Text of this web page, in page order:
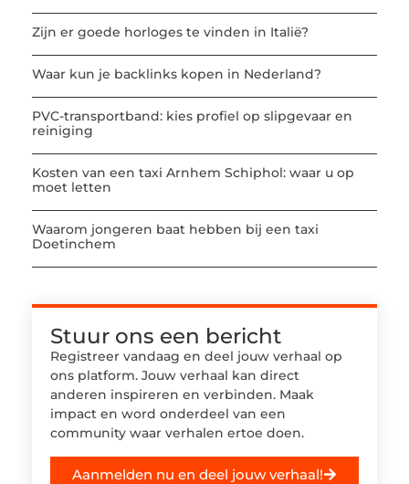
Zijn er goede horloges te vinden in Italië?
Waar kun je backlinks kopen in Nederland?
PVC-transportband: kies profiel op slipgevaar en
reiniging
Kosten van een taxi Arnhem Schiphol: waar u op
moet letten
Waarom jongeren baat hebben bij een taxi
Doetinchem
Stuur ons een bericht
Registreer vandaag en deel jouw verhaal op
ons platform. Jouw verhaal kan direct
anderen inspireren en verbinden. Maak
impact en word onderdeel van een
community waar verhalen ertoe doen.
Aanmelden nu en deel jouw verhaal!